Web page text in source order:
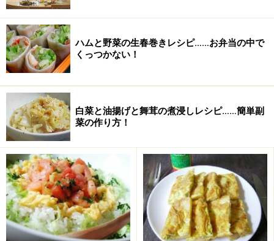
ハムと野菜の生春巻きレシピ……お弁当の中で
くっつかない！
白菜と油揚げと舞茸の煮浸しレシピ……簡単副
菜の作り方！